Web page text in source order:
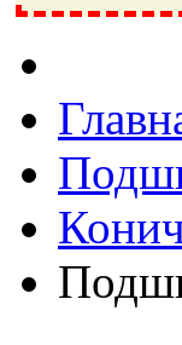
Ивантеевка,